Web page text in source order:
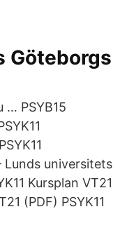
Göteborgs
… PSYB15
universitets
Kursplan VT21
(PDF) PSYK11